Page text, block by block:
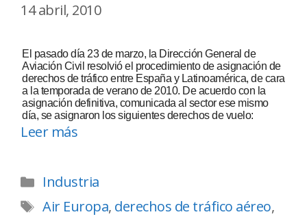
14 abril, 2010
El pasado día 23 de marzo, la Dirección General de
Aviación Civil resolvió el procedimiento de asignación de
derechos de tráfico entre España y Latinoamérica, de cara
a la temporada de verano de 2010. De acuerdo con la
asignación definitiva, comunicada al sector ese mismo
día, se asignaron los siguientes derechos de vuelo:
Leer más
Industria
Air Europa, derechos de tráfico aéreo,